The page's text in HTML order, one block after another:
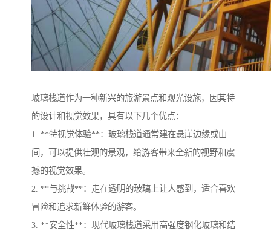
玻璃栈道作为一种新兴的旅游景点和观光设施，因其特
的设计和视觉效果，具有以下几个优点：
1. **特视觉体验**：玻璃栈道通常建在悬崖边缘或山
间，可以提供壮观的景观，给游客带来全新的视野和震
撼的视觉效果。
2. **与挑战**：走在透明的玻璃上让人感到，适合喜欢
冒险和追求新鲜体验的游客。
3. **安全性**：现代玻璃栈道采用高强度钢化玻璃和结